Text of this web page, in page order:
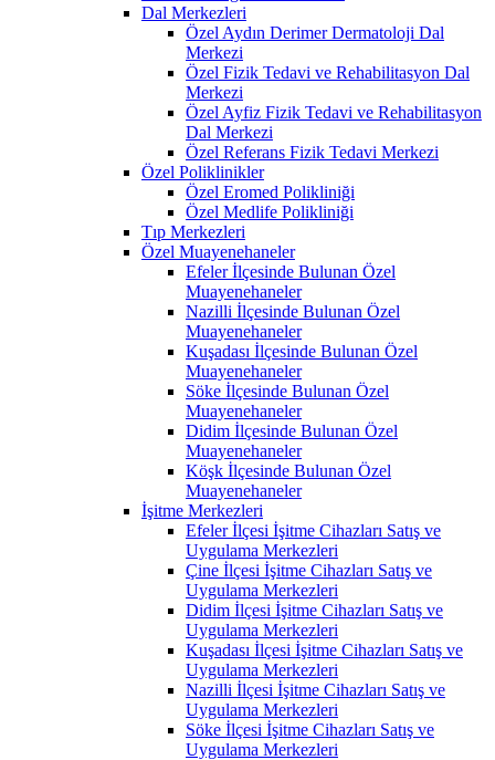
Dal Merkezleri
Özel Aydın Derimer Dermatoloji Dal
Merkezi
Özel Fizik Tedavi ve Rehabilitasyon Dal
Merkezi
Özel Ayfiz Fizik Tedavi ve Rehabilitasyon
Dal Merkezi
Özel Referans Fizik Tedavi Merkezi
Özel Poliklinikler
Özel Eromed Polikliniği
Özel Medlife Polikliniği
Tıp Merkezleri
Özel Muayenehaneler
Efeler İlçesinde Bulunan Özel
Muayenehaneler
Nazilli İlçesinde Bulunan Özel
Muayenehaneler
Kuşadası İlçesinde Bulunan Özel
Muayenehaneler
Söke İlçesinde Bulunan Özel
Muayenehaneler
Didim İlçesinde Bulunan Özel
Muayenehaneler
Köşk İlçesinde Bulunan Özel
Muayenehaneler
İşitme Merkezleri
Efeler İlçesi İşitme Cihazları Satış ve
Uygulama Merkezleri
Çine İlçesi İşitme Cihazları Satış ve
Uygulama Merkezleri
Didim İlçesi İşitme Cihazları Satış ve
Uygulama Merkezleri
Kuşadası İlçesi İşitme Cihazları Satış ve
Uygulama Merkezleri
Nazilli İlçesi İşitme Cihazları Satış ve
Uygulama Merkezleri
Söke İlçesi İşitme Cihazları Satış ve
Uygulama Merkezleri